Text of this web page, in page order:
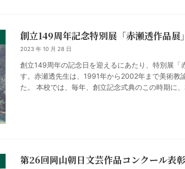
創立149周年記念特別展「赤瀬透作品展」
2023 年 10 月 28 日
創立149周年の記念日を迎えるにあたり、特別展「
す。赤瀬透先生は、1991年から2002年まで美術教
た。 本校では、毎年、創立記念式典のこの時期に
第26回岡山朝日文芸作品コンクール表